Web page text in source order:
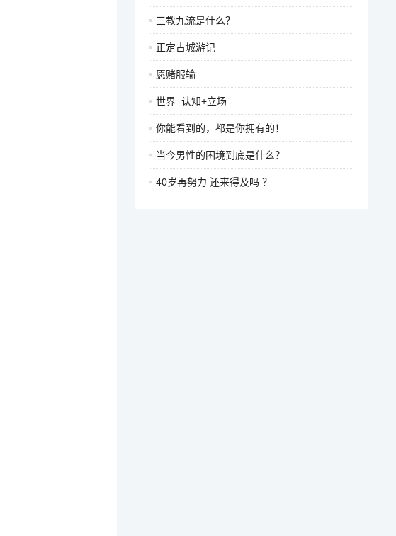
三教九流是什么？
正定古城游记
愿赌服输
世界=认知+立场
你能看到的，都是你拥有的！
当今男性的困境到底是什么？
40岁再努力 还来得及吗 ？